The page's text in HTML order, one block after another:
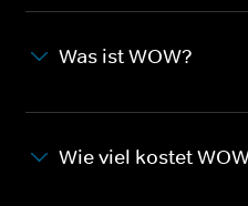
Was ist WOW?
Wie viel kostet